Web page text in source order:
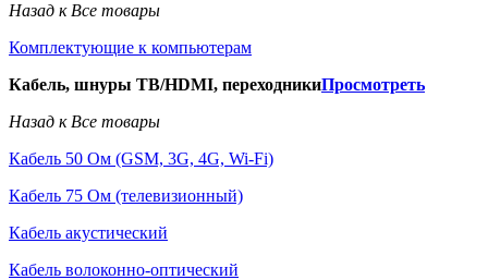
Назад к Все товары
Комплектующие к компьютерам
Кабель, шнуры ТВ/HDMI, переходникиПросмотреть
Назад к Все товары
Кабель 50 Ом (GSM, 3G, 4G, Wi-Fi)
Кабель 75 Ом (телевизионный)
Кабель акустический
Кабель волоконно-оптический